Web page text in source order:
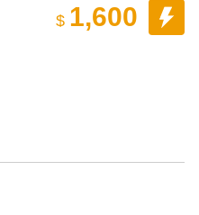
$ 1,600